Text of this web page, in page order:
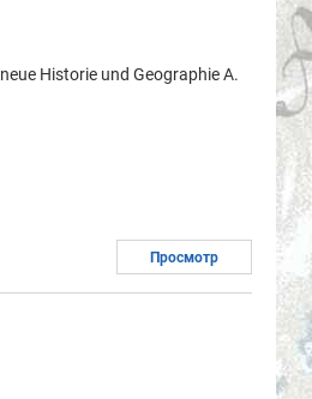
Historie und Geographie A.
Просмотр